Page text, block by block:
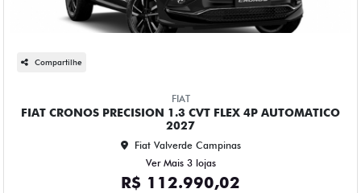
Compartilhe
FIAT
FIAT CRONOS PRECISION 1.3 CVT FLEX 4P AUTOMATICO
2027
Fiat Valverde Campinas
Ver Mais 3 lojas
R$ 112.990,02